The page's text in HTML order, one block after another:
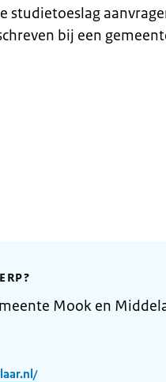
studietoeslag
bij een
Mook en